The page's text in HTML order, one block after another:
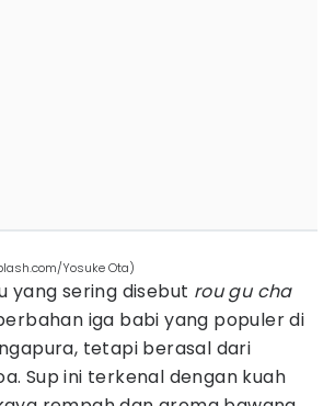
Yosuke Ota)
yang sering disebut rou gu cha
iga babi yang populer di
tetapi berasal dari
Sup ini terkenal dengan kuah